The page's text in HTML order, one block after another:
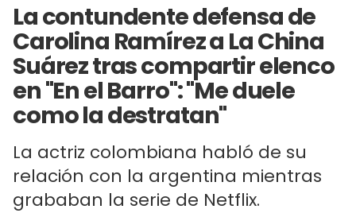
La contundente defensa de
Carolina Ramírez a La China
Suárez tras compartir elenco
en "En el Barro": "Me duele
como la destratan"
La actriz colombiana habló de su
relación con la argentina mientras
grababan la serie de Netflix.